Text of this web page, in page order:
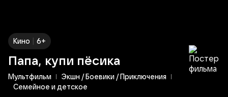
Кино | 6+
Папа, купи пёсика
Мультфильм
Экшн / Боевики / Приключения
Семейное и детское